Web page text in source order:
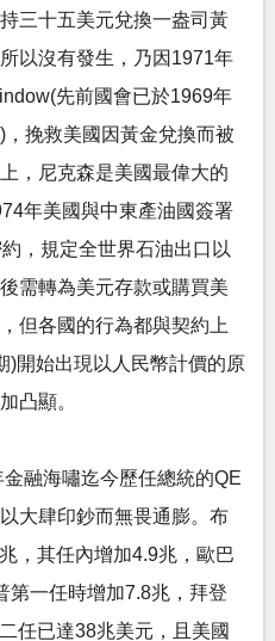
三十五美元兌換一盎司黃
以沒有發生，乃因1971年
先前國會已於1969年
挽救美國因黃金兌換而被
，尼克森是美國最偉大的
年美國與中東產油國簽署
，規定全世界石油出口以
需轉為美元存款或購買美
但各國的行為都與契約上
)開始出現以人民幣計價的原
凸顯。
融海嘯迄今歷任總統的QE
大肆印鈔而無畏通膨。布
，其任內增加4.9兆，歐巴
第一任時增加7.8兆，拜登
任已達38兆美元，且美國